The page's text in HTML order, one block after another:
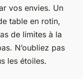
vos envies. Un
table en rotin,
de limites à la
N’oubliez pas
les étoiles.